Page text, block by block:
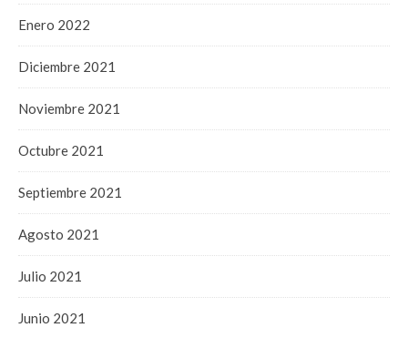
Enero 2022
Diciembre 2021
Noviembre 2021
Octubre 2021
Septiembre 2021
Agosto 2021
Julio 2021
Junio 2021